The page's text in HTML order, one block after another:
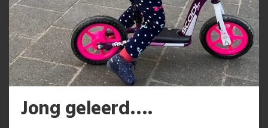
Jong geleerd….